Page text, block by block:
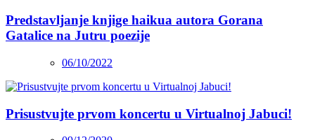
Predstavljanje knjige haikua autora Gorana
Gatalice na Jutru poezije
06/10/2022
Prisustvujte prvom koncertu u Virtualnoj Jabuci!